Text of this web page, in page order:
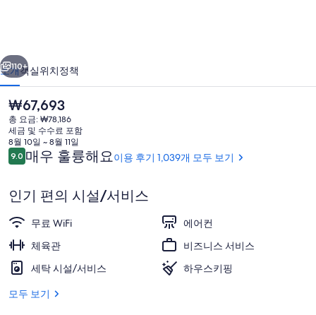
호
텔
의
사
진
러
리
파노라믹 쿼드룸 | 고급 침구, 오리/거
다음
110+
소개객실위치정책
현
재
가
격
은
₩67,693
₩67,693
총 요금: ₩78,186
세금 및 수수료 포함
8월 10일 ~ 8월 11일
이
용
기
9.010점 만점 중 9.0점.
매우 훌륭해요이용 후기 1,039개 모두 보기
인기 편의 시설/서비스
무료 WiFi
에어컨
체육관
비즈니스 서비스
세탁 시설/서비스
하우스키핑
모두 보기